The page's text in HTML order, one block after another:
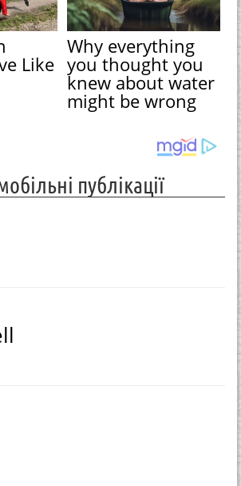
Like
Why everything
you thought you
knew about water
might be wrong
публікації